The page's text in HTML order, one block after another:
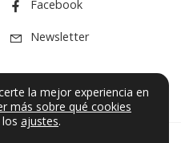
Facebook
Newsletter
la mejor experiencia en
más sobre qué cookies
ajustes.